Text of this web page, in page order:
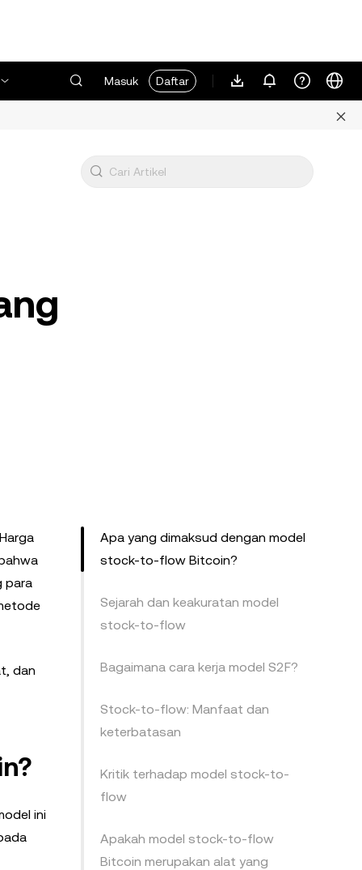
Masuk Daftar
para
dan
ini
Apa yang dimaksud dengan model
stock-to-flow Bitcoin?
Sejarah dan keakuratan model
stock-to-flow
Bagaimana cara kerja model S2F?
Stock-to-flow: Manfaat dan
keterbatasan
Kritik terhadap model stock-to-
flow
Apakah model stock-to-flow
Bitcoin merupakan alat yang